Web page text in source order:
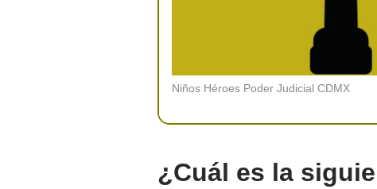
Niños Héroes Poder Judicial CDMX
¿Cuál es la